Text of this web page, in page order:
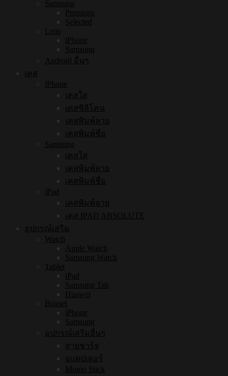
Samsung
Premium
Selected
Lens
iPhone
Samsung
Android อื่นๆ
เคส
iPhone
เคสใส
เคสซิลิโคน
เคสพิมพ์ลาย
เคสพิมพ์ชื่อ
Samsung
เคสใส
เคสพิมพ์ลาย
เคสพิมพ์ชื่อ
iPad
เคสพิมพ์ลาย
เคส IPAD ABSOLUTE
อุปกรณ์เสริม
Watch
Apple Watch
Samsung Watch
Tablet
iPad
Samsung Tab
Huawei
Boxset
iPhone
Samsung
อุปกรณ์เสริมอื่นๆ
สายชาร์จ
อแดปเตอร์
Momo Stick